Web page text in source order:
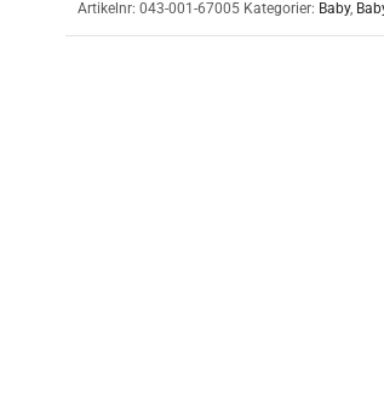
Artikelnr: 043-001-67005 Kategorier: Baby,